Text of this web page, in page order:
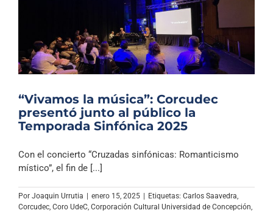
“Vivamos la música”: Corcudec
presentó junto al público la
Temporada Sinfónica 2025
Con el concierto “Cruzadas sinfónicas: Romanticismo
místico”, el fin de [...]
Por Joaquin Urrutia enero 15, 2025 Etiquetas: Carlos Saavedra,
Corcudec, Coro UdeC, Corporación Cultural Universidad de Concepción,